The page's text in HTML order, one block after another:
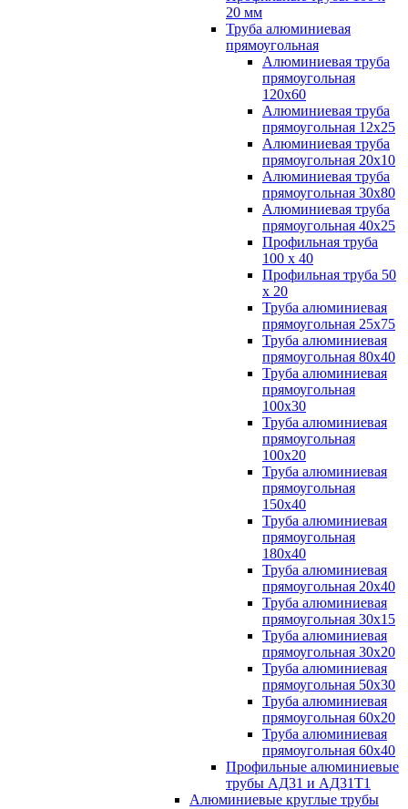
20 мм
Труба алюминиевая
прямоугольная
Алюминиевая труба
прямоугольная
120х60
Алюминиевая труба
прямоугольная 12х25
Алюминиевая труба
прямоугольная 20х10
Алюминиевая труба
прямоугольная 30х80
Алюминиевая труба
прямоугольная 40х25
Профильная труба
100 х 40
Профильная труба 50
х 20
Труба алюминиевая
прямоугольная 25х75
Труба алюминиевая
прямоугольная 80х40
Труба алюминиевая
прямоугольная
100x30
Труба алюминиевая
прямоугольная
100х20
Труба алюминиевая
прямоугольная
150x40
Труба алюминиевая
прямоугольная
180x40
Труба алюминиевая
прямоугольная 20х40
Труба алюминиевая
прямоугольная 30x15
Труба алюминиевая
прямоугольная 30х20
Труба алюминиевая
прямоугольная 50х30
Труба алюминиевая
прямоугольная 60x20
Труба алюминиевая
прямоугольная 60х40
Профильные алюминиевые
трубы АД31 и АД31Т1
Алюминиевые круглые трубы